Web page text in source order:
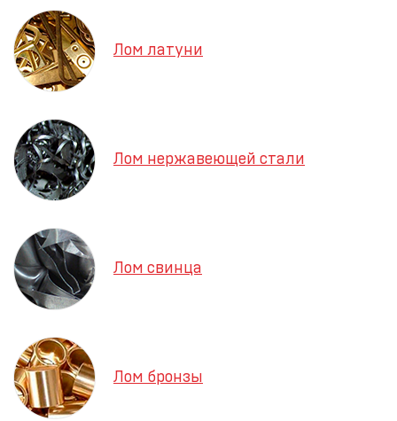
Лом латуни
Лом нержавеющей стали
Лом свинца
Лом бронзы